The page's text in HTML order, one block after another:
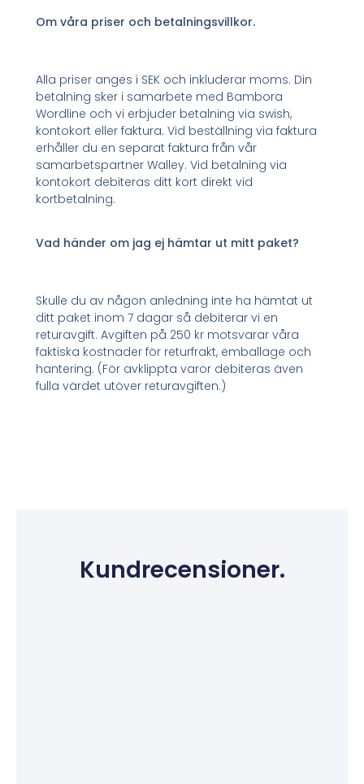
Om våra priser och betalningsvillkor.
Alla priser anges i SEK och inkluderar moms. Din
betalning sker i samarbete med Bambora
Wordline och vi erbjuder betalning via swish,
kontokort eller faktura. Vid beställning via faktura
erhåller du en separat faktura från vår
samarbetspartner Walley. Vid betalning via
kontokort debiteras ditt kort direkt vid
kortbetalning.
Vad händer om jag ej hämtar ut mitt paket?
Skulle du av någon anledning inte ha hämtat ut
ditt paket inom 7 dagar så debiterar vi en
returavgift. Avgiften på 250 kr motsvarar våra
faktiska kostnader för returfrakt, emballage och
hantering. (För avklippta varor debiteras även
fulla värdet utöver returavgiften.)
Kundrecensioner.